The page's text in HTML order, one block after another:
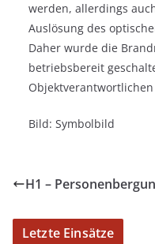
werden, allerdings
Auslösung des
Daher wurde die
betriebsbereit
Bild: Symbolbild
H1 –
Letzte Einsätze